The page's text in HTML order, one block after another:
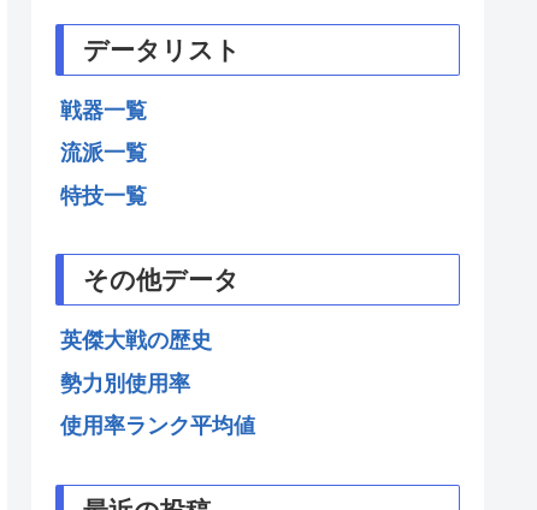
データリスト
戦器一覧
流派一覧
特技一覧
その他データ
英傑大戦の歴史
勢力別使用率
使用率ランク平均値